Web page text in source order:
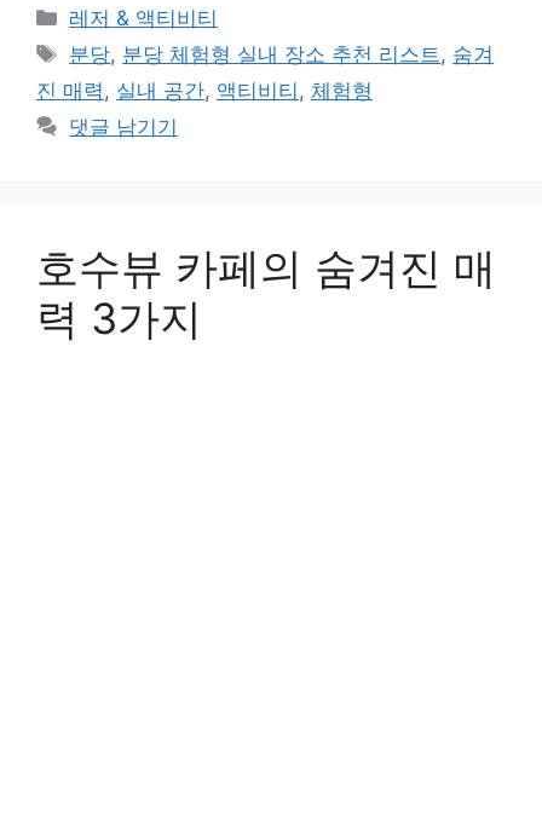
카
테
리
레저 & 액티비티
태
그
분당, 분당 체험형 실내 장소 추천 리스트, 숨겨
진 매력, 실내 공간, 액티비티 , 체험형
댓글 남기기
호수뷰 카페의 숨겨진 매
력 3가지